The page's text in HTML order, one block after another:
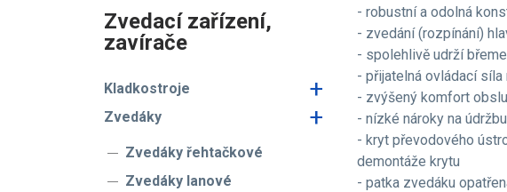
Zvedací zařízení,
zavírače
Kladkostroje +
Zvedáky +
Zvedáky řehtačkové
Zvedáky lanové
- robustní a odolná
- zvedání (rozpínání)
- spolehlivě udrží
- přijatelná ovládací síla
- zvýšený komfort
- nízké nároky na údržbu
- kryt převodového
demontáže krytu
- patka zvedáku